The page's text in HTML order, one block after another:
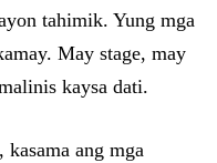
tahimik. Yung mga
May stage, may
kaysa dati.
ang mga